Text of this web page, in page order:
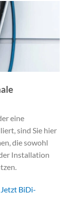
eine
sind Sie hier
die sowohl
Installation
Jetzt BiDi-